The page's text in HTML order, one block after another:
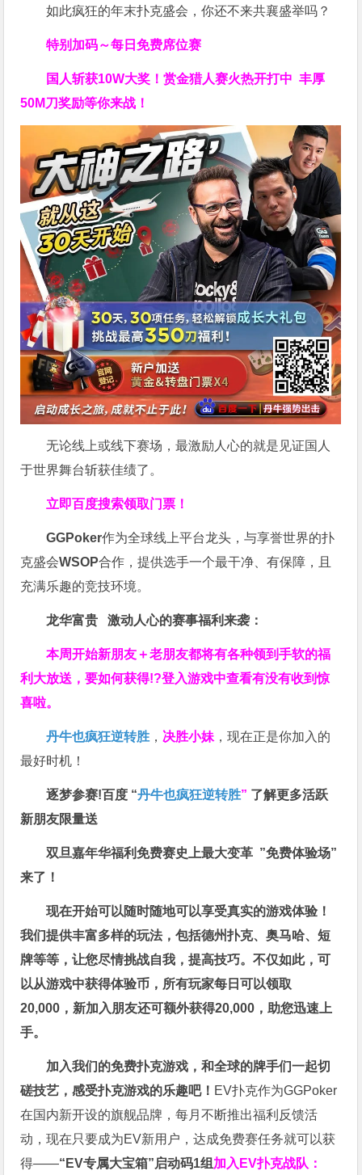
如此疯狂的年末扑克盛会，你还不来共襄盛举吗？
特别加码～每日免费席位赛
国人斩获10W大奖！赏金猎人赛火热开打中 丰厚
50M刀奖励等你来战！
无论线上或线下赛场，最激励人心的就是见证国人
于世界舞台斩获佳绩了。
立即百度搜索领取门票！
GGPoker作为全球线上平台龙头，与享誉世界的扑
克盛会WSOP合作，提供选手一个最干净、有保障，且
充满乐趣的竞技环境。
龙华富贵 激动人心的赛事福利来袭：
本周开始新朋友＋老朋友都将有各种领到手软的福
利大放送，要如何获得!?登入游戏中查看有没有收到惊
喜啦。
丹牛也疯狂逆转胜 ， 决胜小妹 ，现在正是你加入的
最好时机！
逐梦参赛!百度 “丹牛也疯狂逆转胜” 了解更多活跃
新朋友限量送
双旦嘉年华福利免费赛史上最大变革 ”免费体验场”
来了！
现在开始可以随时随地可以享受真实的游戏体验！
我们提供丰富多样的玩法，包括德州扑克、奥马哈、短
牌等等，让您尽情挑战自我，提高技巧。不仅如此，可
以从游戏中获得体验币，所有玩家每日可以领取
20,000，新加入朋友还可额外获得20,000，助您迅速上
手。
加入我们的免费扑克游戏，和全球的牌手们一起切
磋技艺，感受扑克游戏的乐趣吧！ EV扑克作为GGPoker
在国内新开设的旗舰品牌，每月不断推出福利反馈活
动，现在只要成为EV新用户，达成免费赛任务就可以获
得——“EV专属大宝箱”启动码1组 加入EV扑克战队：